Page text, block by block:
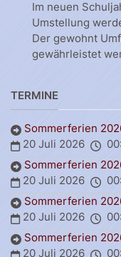
Im neuen
Umstellung
Der gewohnt
gewährleistet
TERMINE
Sommerferien
20 Juli 2026
Sommerferien
20 Juli 2026
Sommerferien
20 Juli 2026
Sommerferien
20 Juli 2026